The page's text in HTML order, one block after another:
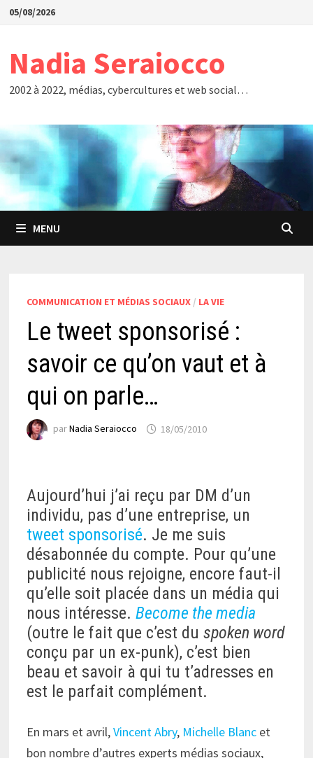
Passer
05/08/2026
Nadia Seraiocco
2002 à 2022, médias, cybercultures et web social…
MENU
COMMUNICATION ET MÉDIAS SOCIAUX/ LA VIE
Le tweet sponsorisé :
savoir ce qu’on vaut et à
qui on parle…
parNadia Seraiocco 18/05/2010
Aujourd’hui j’ai reçu par DM d’un
individu, pas d’une entreprise, un
tweet sponsorisé. Je me suis
désabonnée du compte. Pour qu’une
publicité nous rejoigne, encore faut-il
qu’elle soit placée dans un média qui
nous intéresse. Become the media
(outre le fait que c’est du spoken word
conçu par un ex-punk), c’est bien
beau et savoir à qui tu t’adresses en
est le parfait complément.
En mars et avril,Vincent Abry, Michelle Blancet
bon nombre d’autres experts médias sociaux,